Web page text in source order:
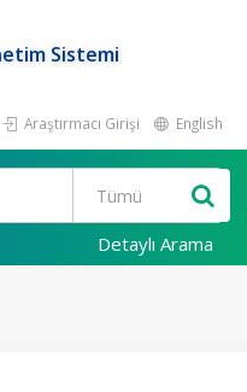
Sistemi
Araştırmacı Girişi English
Detaylı Arama